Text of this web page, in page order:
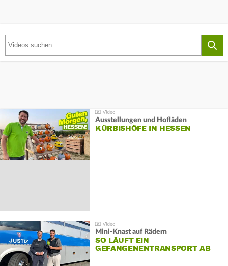
Ausstellungen und Hofläden
KÜRBISHÖFE IN HESSEN
Mini-Knast auf Rädern
SO LÄUFT EIN
GEFANGENENTRANSPORT AB